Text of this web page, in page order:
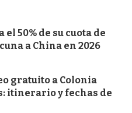
50% de su cuota de
a China en 2026
gratuito a Colonia
itinerario y fechas de